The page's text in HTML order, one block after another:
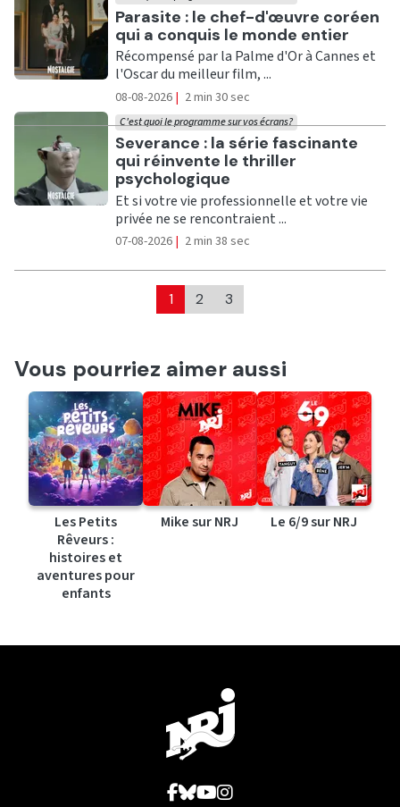
Ecouter
Parasite : le chef-d'œuvre coréen
qui a conquis le monde entier
Récompensé par la Palme d'Or à Cannes et
l'Oscar du meilleur film, ...
08-08-2026 | 2 min 30 sec
Ecouter
Severance : la série fascinante
qui réinvente le thriller
psychologique
C'est quoi le programme sur vos écrans?
Et si votre vie professionnelle et votre vie
privée ne se rencontraient ...
07-08-2026 | 2 min 38 sec
1 2 3
Vous pourriez aimer aussi
Les Petits
Rêveurs :
histoires et
aventures pour
enfants
Mike sur NRJ Le 6/9 sur NRJ